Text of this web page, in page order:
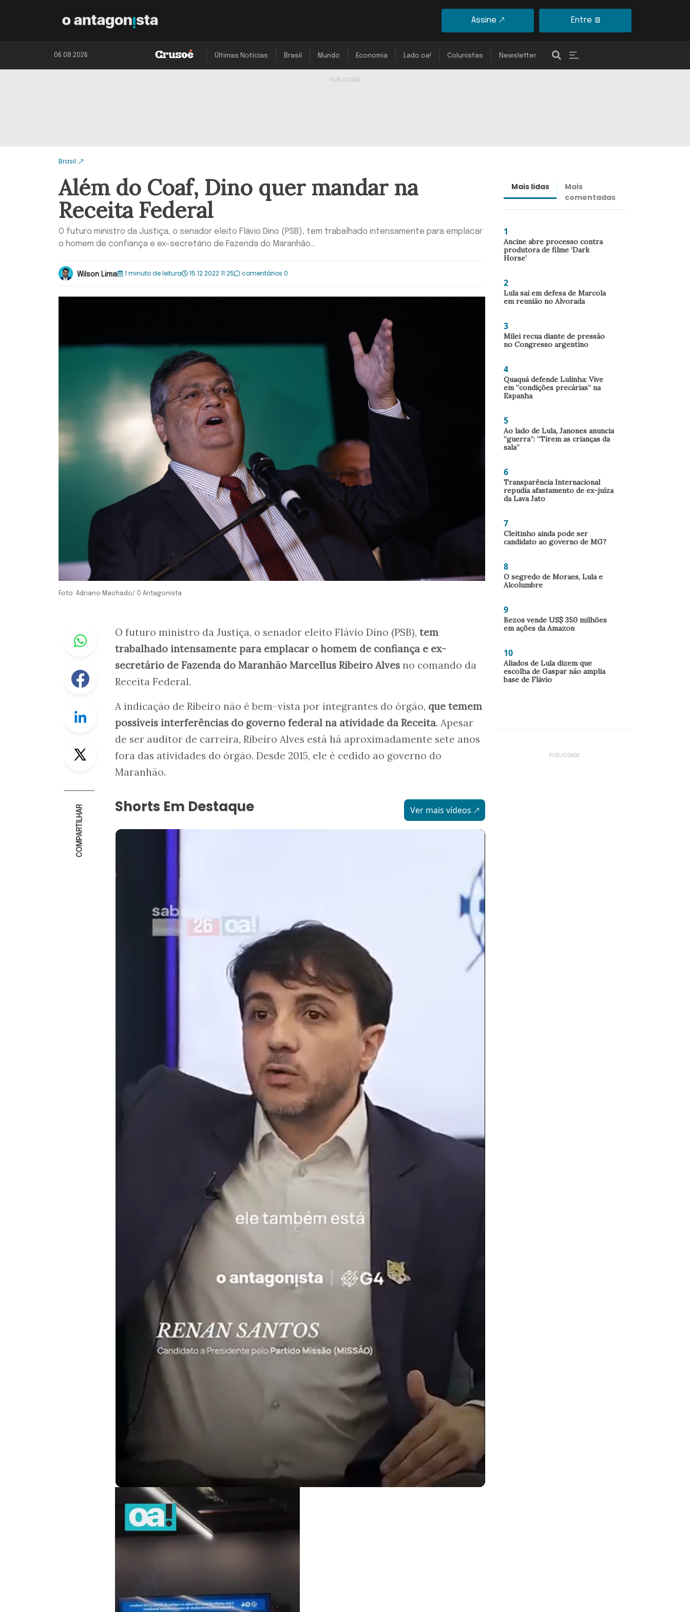
Assine Entre
06.08.2026 Últimas Notícias Brasil Mundo Economia Lado oa! Colunistas Newsletter
Brasil
Além do Coaf, Dino quer mandar na
Receita Federal
O futuro ministro da Justiça, o senador eleito Flávio Dino (PSB), tem trabalhado intensamente para emplacar
o homem de confiança e ex-secretário de Fazenda do Maranhão...
Wilson Lima 1 minuto de leitura 15.12.2022 11:25 comentários 0
Foto: Adriano Machado/ O Antagonista
Whastapp
Facebook
Linkedin
Twitter
COMPARTILHAR
O futuro ministro da Justiça, o senador eleito Flávio Dino (PSB), tem
trabalhado intensamente para emplacar o homem de confiança e ex-
secretário de Fazenda do Maranhão Marcellus Ribeiro Alves no comando da
Receita Federal.
A indicação de Ribeiro não é bem-vista por integrantes do órgão, que temem
possíveis interferências do governo federal na atividade da Receita. Apesar
de ser auditor de carreira, Ribeiro Alves está há aproximadamente sete anos
fora das atividades do órgão. Desde 2015, ele é cedido ao governo do
Maranhão.
Shorts Em Destaque Ver mais vídeos
Mais lidas
Mais
comentadas
1
Ancine abre processo contra
produtora de filme ‘Dark
Horse’
2
Lula sai em defesa de Marcola
em reunião no Alvorada
3
Milei recua diante de pressão
no Congresso argentino
4
Quaquá defende Lulinha: Vive
em “condições precárias” na
Espanha
5
Ao lado de Lula, Janones anuncia
“guerra”: “Tirem as crianças da
sala”
6
Transparência Internacional
repudia afastamento de ex-juíza
da Lava Jato
7
Cleitinho ainda pode ser
candidato ao governo de MG?
8
O segredo de Moraes, Lula e
Alcolumbre
9
Bezos vende US$ 350 milhões
em ações da Amazon
10
Aliados de Lula dizem que
escolha de Gaspar não amplia
base de Flávio